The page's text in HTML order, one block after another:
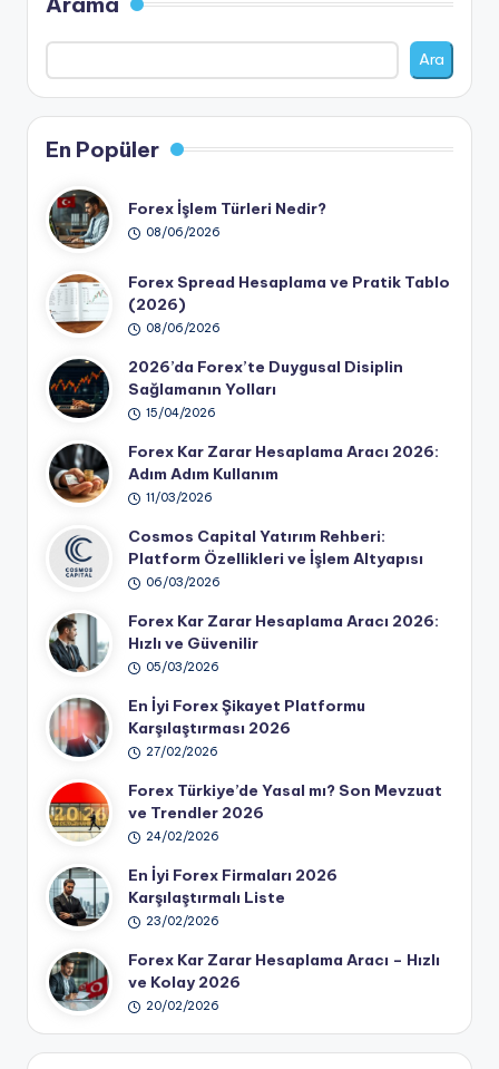
Ara
En Popüler
Forex İşlem Türleri Nedir?
08/06/2026
Forex Spread Hesaplama ve Pratik Tablo
(2026)
08/06/2026
2026’da Forex’te Duygusal Disiplin
Sağlamanın Yolları
15/04/2026
Forex Kar Zarar Hesaplama Aracı 2026:
Adım Adım Kullanım
11/03/2026
Cosmos Capital Yatırım Rehberi:
Platform Özellikleri ve İşlem Altyapısı
06/03/2026
Forex Kar Zarar Hesaplama Aracı 2026:
Hızlı ve Güvenilir
05/03/2026
En İyi Forex Şikayet Platformu
Karşılaştırması 2026
27/02/2026
Forex Türkiye’de Yasal mı? Son Mevzuat
ve Trendler 2026
24/02/2026
En İyi Forex Firmaları 2026
Karşılaştırmalı Liste
23/02/2026
Forex Kar Zarar Hesaplama Aracı – Hızlı
ve Kolay 2026
20/02/2026